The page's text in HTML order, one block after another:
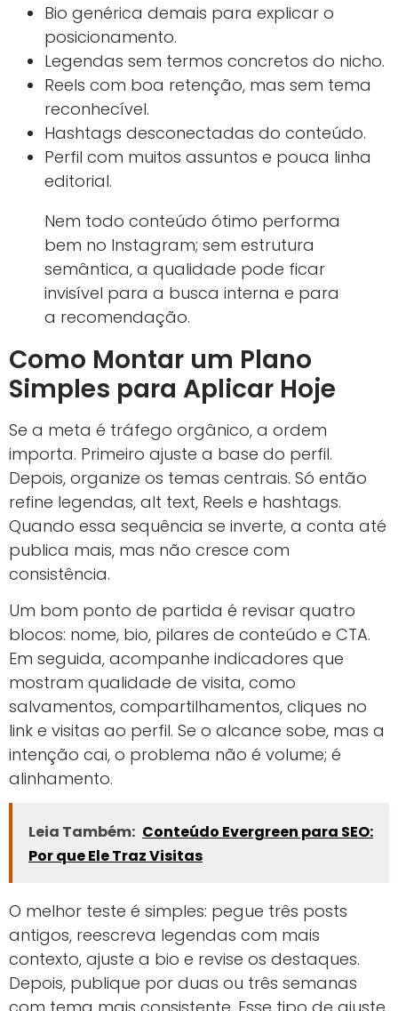
Bio genérica demais para explicar o
posicionamento.
Legendas sem termos concretos do nicho.
Reels com boa retenção, mas sem tema
reconhecível.
Hashtags desconectadas do conteúdo.
Perfil com muitos assuntos e pouca linha
editorial.
Nem todo conteúdo ótimo performa
bem no Instagram; sem estrutura
semântica, a qualidade pode ficar
invisível para a busca interna e para
a recomendação.
Como Montar um Plano
Simples para Aplicar Hoje
Se a meta é tráfego orgânico, a ordem
importa. Primeiro ajuste a base do perfil.
Depois, organize os temas centrais. Só então
refine legendas, alt text, Reels e hashtags.
Quando essa sequência se inverte, a conta até
publica mais, mas não cresce com
consistência.
Um bom ponto de partida é revisar quatro
blocos: nome, bio, pilares de conteúdo e CTA.
Em seguida, acompanhe indicadores que
mostram qualidade de visita, como
salvamentos, compartilhamentos, cliques no
link e visitas ao perfil. Se o alcance sobe, mas a
intenção cai, o problema não é volume; é
alinhamento.
Leia Também: Conteúdo Evergreen para SEO:
Por que Ele Traz Visitas
O melhor teste é simples: pegue três posts
antigos, reescreva legendas com mais
contexto, ajuste a bio e revise os destaques.
Depois, publique por duas ou três semanas